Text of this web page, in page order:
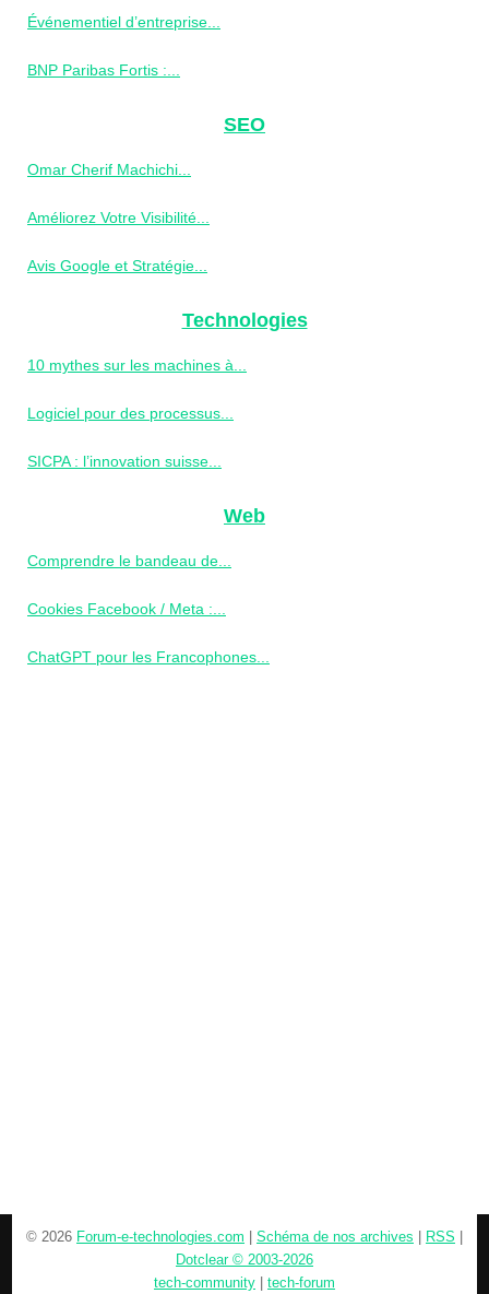
Événementiel d’entreprise...
BNP Paribas Fortis :...
SEO
Omar Cherif Machichi...
Améliorez Votre Visibilité...
Avis Google et Stratégie...
Technologies
10 mythes sur les machines à...
Logiciel pour des processus...
SICPA : l’innovation suisse...
Web
Comprendre le bandeau de...
Cookies Facebook / Meta :...
ChatGPT pour les Francophones...
© 2026 Forum-e-technologies.com Schéma de nos archives RSS
Dotclear © 2003-2026
tech-community
tech-forum